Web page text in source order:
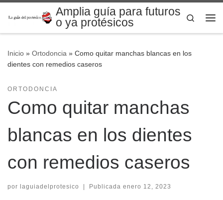
Saltar al contenidoAmplia guía para futuros
o ya protésicos
Search
Inicio » Ortodoncia » Como quitar manchas blancas en los
dientes con remedios caseros
ORTODONCIA
Como quitar manchas
blancas en los dientes
con remedios caseros
por laguiadelprotesico | Publicada enero 12, 2023